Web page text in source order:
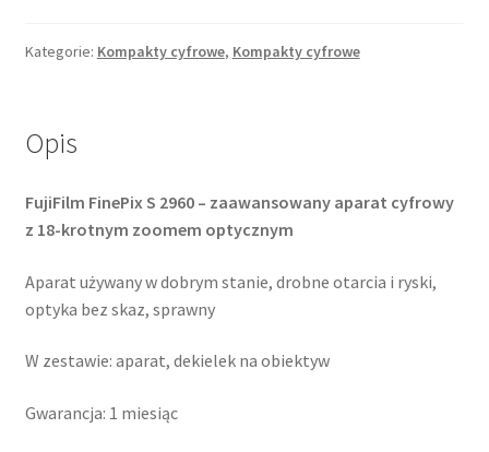
Kategorie: Kompakty cyfrowe, Kompakty cyfrowe
Opis
FujiFilm FinePix S 2960 – zaawansowany aparat cyfrowy
z 18-krotnym zoomem optycznym
Aparat używany w dobrym stanie, drobne otarcia i ryski,
optyka bez skaz, sprawny
W zestawie: aparat, dekielek na obiektyw
Gwarancja: 1 miesiąc